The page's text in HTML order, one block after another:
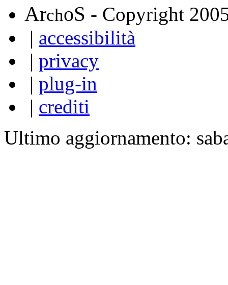
ArchoS - Copyright
| accessibilità
| privacy
| plug-in
| crediti
Ultimo aggiornamento: